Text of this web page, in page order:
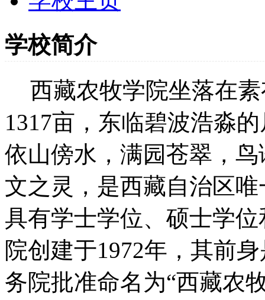
学校简介
西藏农牧学院坐落在
1317亩，东临碧波浩淼
依山傍水，满园苍翠，
文之灵，是西藏自治区
具有学士学位、硕士学
院创建于1972年，其前
务院批准命名为“西藏农